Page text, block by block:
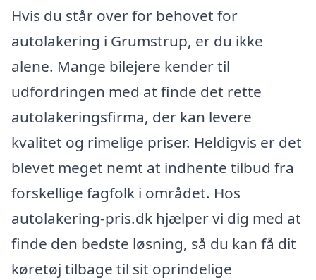
Hvis du står over for behovet for
autolakering i Grumstrup, er du ikke
alene. Mange bilejere kender til
udfordringen med at finde det rette
autolakeringsfirma, der kan levere
kvalitet og rimelige priser. Heldigvis er det
blevet meget nemt at indhente tilbud fra
forskellige fagfolk i området. Hos
autolakering-pris.dk hjælper vi dig med at
finde den bedste løsning, så du kan få dit
køretøj tilbage til sit oprindelige